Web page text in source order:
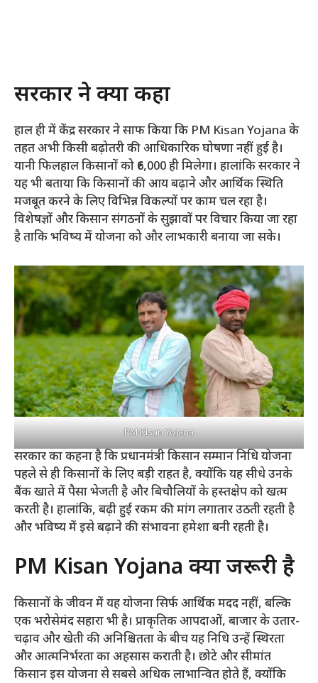
सरकार ने क्या कहा
हाल ही में केंद्र सरकार ने साफ किया कि PM Kisan Yojana के
तहत अभी किसी बढ़ोतरी की आधिकारिक घोषणा नहीं हुई है।
यानी फिलहाल किसानों को ₹6,000 ही मिलेगा। हालांकि सरकार ने
यह भी बताया कि किसानों की आय बढ़ाने और आर्थिक स्थिति
मजबूत करने के लिए विभिन्न विकल्पों पर काम चल रहा है।
विशेषज्ञों और किसान संगठनों के सुझावों पर विचार किया जा रहा
है ताकि भविष्य में योजना को और लाभकारी बनाया जा सके।
PM Kisan Yojana
सरकार का कहना है कि प्रधानमंत्री किसान सम्मान निधि योजना
पहले से ही किसानों के लिए बड़ी राहत है, क्योंकि यह सीधे उनके
बैंक खाते में पैसा भेजती है और बिचौलियों के हस्तक्षेप को खत्म
करती है। हालांकि, बढ़ी हुई रकम की मांग लगातार उठती रहती है
और भविष्य में इसे बढ़ाने की संभावना हमेशा बनी रहती है।
PM Kisan Yojana क्यों जरूरी है
किसानों के जीवन में यह योजना सिर्फ आर्थिक मदद नहीं, बल्कि
एक भरोसेमंद सहारा भी है। प्राकृतिक आपदाओं, बाजार के उतार-
चढ़ाव और खेती की अनिश्चितता के बीच यह निधि उन्हें स्थिरता
और आत्मनिर्भरता का अहसास कराती है। छोटे और सीमांत
किसान इस योजना से सबसे अधिक लाभान्वित होते हैं, क्योंकि